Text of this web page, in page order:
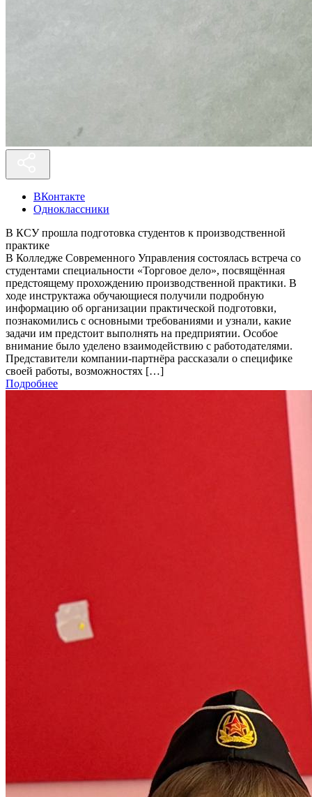
ВКонтакте
Одноклассники
В КСУ прошла подготовка студентов к производственной
практике
В Колледже Современного Управления состоялась встреча со
студентами специальности «Торговое дело», посвящённая
предстоящему прохождению производственной практики. В
ходе инструктажа обучающиеся получили подробную
информацию об организации практической подготовки,
познакомились с основными требованиями и узнали, какие
задачи им предстоит выполнять на предприятии. Особое
внимание было уделено взаимодействию с работодателями.
Представители компании-партнёра рассказали о специфике
своей работы, возможностях […]
Подробнее